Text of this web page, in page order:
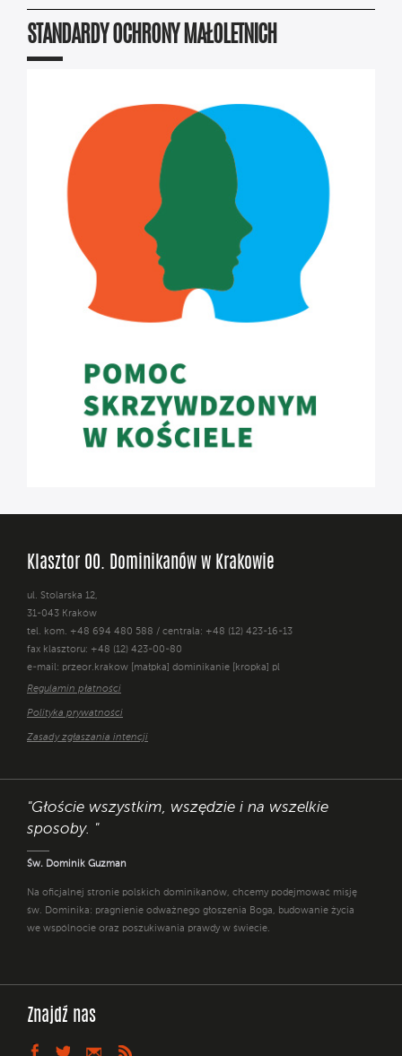
STANDARDY OCHRONY MAŁOLETNICH
Klasztor OO. Dominikanów w Krakowie
ul. Stolarska 12,
31-043 Kraków
tel. kom. +48 694 480 588 / centrala: +48 (12) 423-16-13
fax klasztoru: +48 (12) 423-00-80
e-mail: przeor.krakow [małpka] dominikanie [kropka] pl
Regulamin płatności
Polityka prywatności
Zasady zgłaszania intencji
"Głoście wszystkim, wszędzie i na wszelkie
sposoby. "
Św. Dominik Guzman
Na oficjalnej stronie polskich dominikanów, chcemy podejmować misję
św. Dominika: pragnienie odważnego głoszenia Boga, budowanie życia
we wspólnocie oraz poszukiwania prawdy w świecie.
Znajdź nas